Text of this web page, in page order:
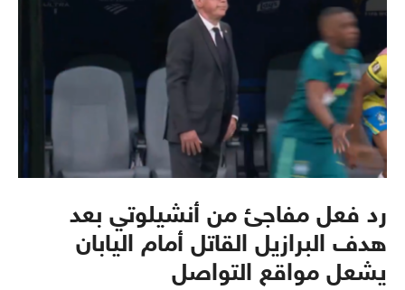
رد فعل مفاجئ من أنشيلوتي بعد
هدف البرازيل القاتل أمام اليابان
يشعل مواقع التواصل